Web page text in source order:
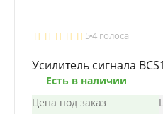
54 голоса
Усилитель сигнала
Есть в наличии
Цена под заказ